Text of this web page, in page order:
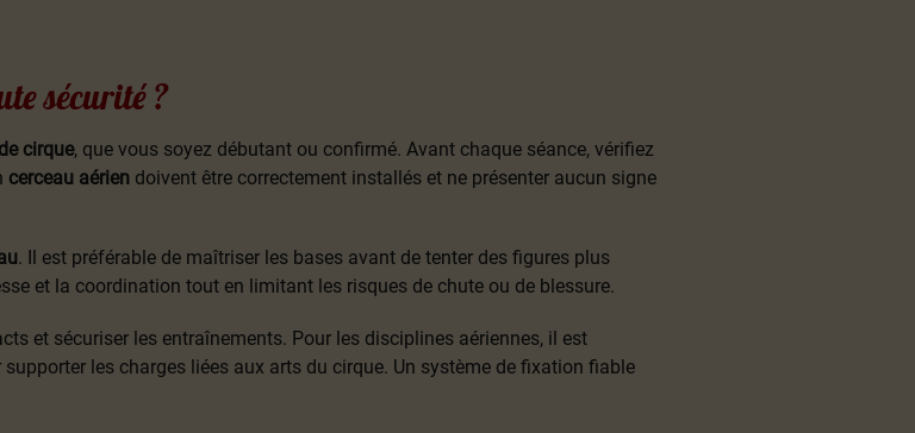
sécurité ?
cirque, que vous soyez débutant ou confirmé. Avant chaque séance, vérifiez
cerceau aérien doivent être correctement installés et ne présenter aucun signe
. Il est préférable de maîtriser les bases avant de tenter des figures plus
et la coordination tout en limitant les risques de chute ou de blessure.
et sécuriser les entraînements. Pour les disciplines aériennes, il est
supporter les charges liées aux arts du cirque. Un système de fixation fiable